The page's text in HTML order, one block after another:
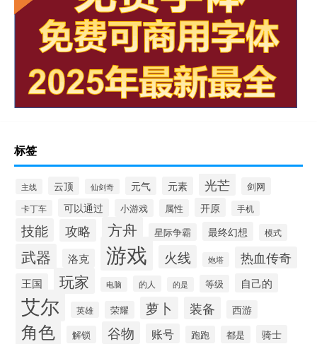
标签
主线 云顶 仙剑奇 元气 元素 光芒 剑网
卡丁车 可以通过 小游戏 属性 开原 手机
技能 攻略 方舟 星际争霸 最终幻想 模式
武器 洛克 游戏 火线 炮塔 热血传奇
王国 玩家 电脑 的人 的是 等级 自己的
艾尔 英雄 荣耀 萝卜 装备 西游
角色 解锁 谷物 账号 跑跑 都是 骑士